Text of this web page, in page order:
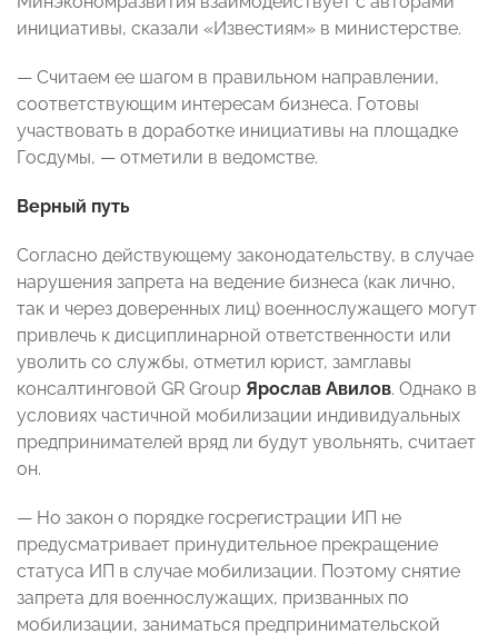
инициативы, сказали «Известиям» в министерстве.
— Считаем ее шагом в правильном направлении,
соответствующим интересам бизнеса. Готовы
участвовать в доработке инициативы на площадке
Госдумы, — отметили в ведомстве.
Верный путь
Согласно действующему законодательству, в случае
нарушения запрета на ведение бизнеса (как лично,
так и через доверенных лиц) военнослужащего могут
привлечь к дисциплинарной ответственности или
уволить со службы, отметил юрист, замглавы
консалтинговой GR Group Ярослав Авилов. Однако в
условиях частичной мобилизации индивидуальных
предпринимателей вряд ли будут увольнять, считает
он.
— Но закон о порядке госрегистрации ИП не
предусматривает принудительное прекращение
статуса ИП в случае мобилизации. Поэтому снятие
запрета для военнослужащих, призванных по
мобилизации, заниматься предпринимательской